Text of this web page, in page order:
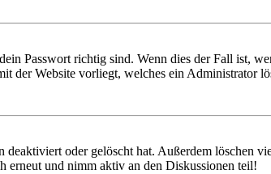
Passwort richtig sind. Wenn dies der Fall ist,
der Website vorliegt, welches ein Administrator
oder gelöscht hat. Außerdem löschen
erneut und nimm aktiv an den Diskussionen teil!